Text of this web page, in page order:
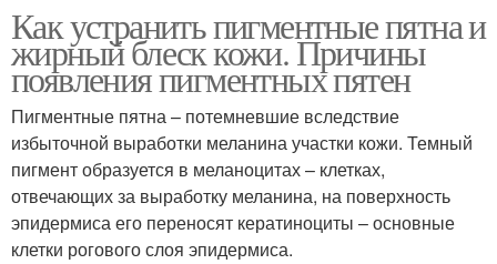
Как устранить пигментные пятна и
жирный блеск кожи. Причины
появления пигментных пятен
Пигментные пятна – потемневшие вследствие
избыточной выработки меланина участки кожи. Темный
пигмент образуется в меланоцитах – клетках,
отвечающих за выработку меланина, на поверхность
эпидермиса его переносят кератиноциты – основные
клетки рогового слоя эпидермиса.